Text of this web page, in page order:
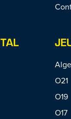
O21
O19
O17